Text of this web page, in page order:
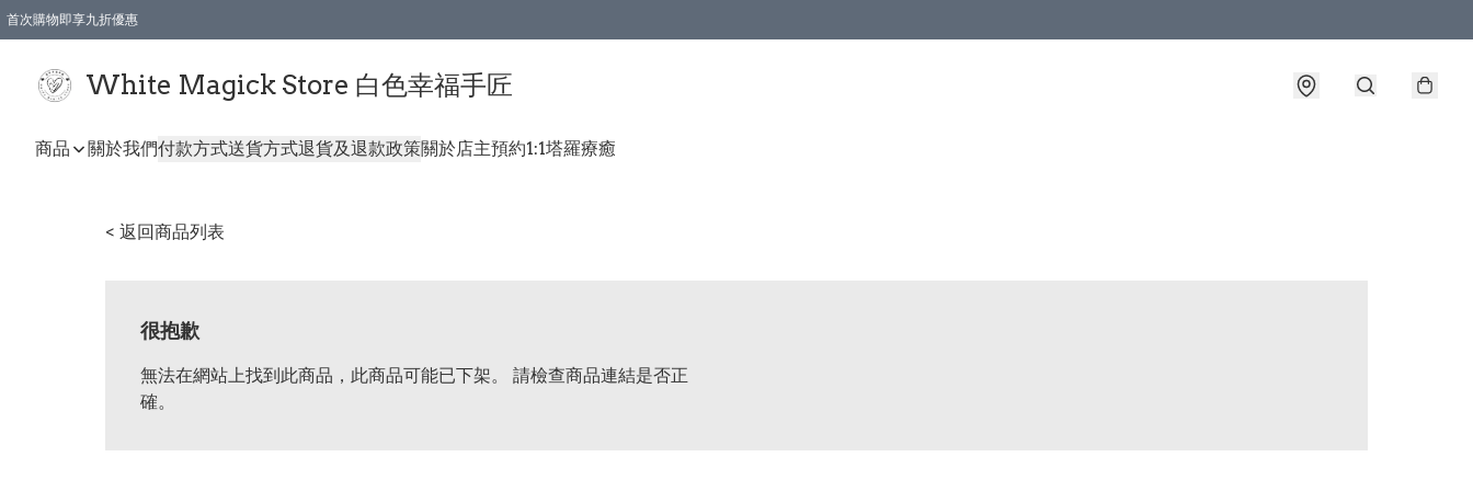
首次購物即享九折優惠
White Magick Store 白色幸福手匠
商品 關於我們付款方式送貨方式退貨及退款政策關於店主預約1:1塔羅療癒
< 返回商品列表
很抱歉
無法在網站上找到此商品，此商品可能已下架。 請檢查商品連結是否正
確。